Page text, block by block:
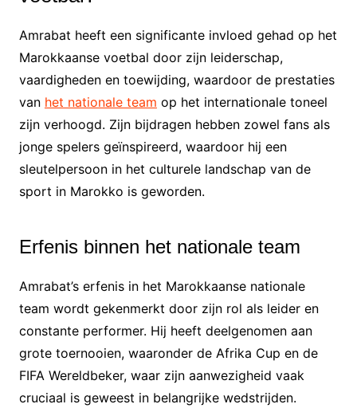
Amrabat heeft een significante invloed gehad op het
Marokkaanse voetbal door zijn leiderschap,
vaardigheden en toewijding, waardoor de prestaties
van het nationale team op het internationale toneel
zijn verhoogd. Zijn bijdragen hebben zowel fans als
jonge spelers geïnspireerd, waardoor hij een
sleutelpersoon in het culturele landschap van de
sport in Marokko is geworden.
Erfenis binnen het nationale team
Amrabat’s erfenis in het Marokkaanse nationale
team wordt gekenmerkt door zijn rol als leider en
constante performer. Hij heeft deelgenomen aan
grote toernooien, waaronder de Afrika Cup en de
FIFA Wereldbeker, waar zijn aanwezigheid vaak
cruciaal is geweest in belangrijke wedstrijden.